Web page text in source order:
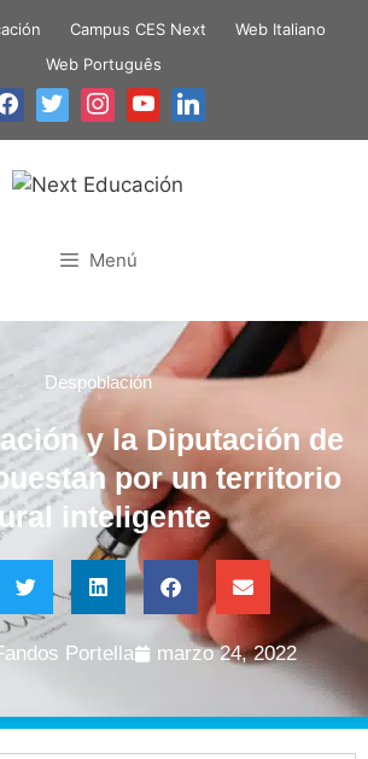
Campus CES Next
Web Italiano
Web Português
Menú
Despoblación
y la Diputación de
por un territorio
inteligente
Portella marzo 24, 2022